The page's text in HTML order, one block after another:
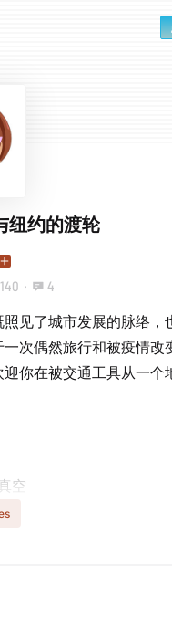
纽约的渡轮
140 · 4
见了城市发展的脉络，
次偶然旅行和被疫情改
你在被交通工具从一个
空